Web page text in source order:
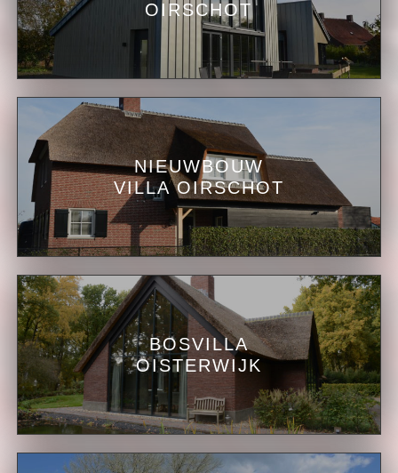
OIRSCHOT
NIEUWBOUW
VILLA OIRSCHOT
BOSVILLA
OISTERWIJK